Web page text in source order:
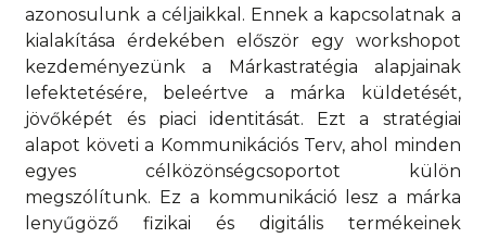
azonosulunk a céljaikkal. Ennek a kapcsolatnak a
kialakítása érdekében először egy workshopot
kezdeményezünk a Márkastratégia alapjainak
lefektetésére, beleértve a márka küldetését,
jövőképét és piaci identitását. Ezt a stratégiai
alapot követi a Kommunikációs Terv, ahol minden
egyes célközönségcsoportot külön
megszólítunk. Ez a kommunikáció lesz a márka
lenyűgöző fizikai és digitális termékeinek